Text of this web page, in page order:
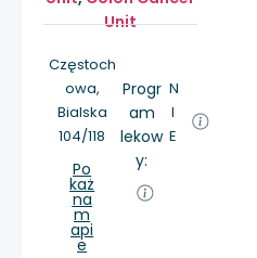
Unit
Częstoch
owa,
Bialska
104/118
Po
każ
na
m
api
e
Progr
am
lekow
y:
N
I
E